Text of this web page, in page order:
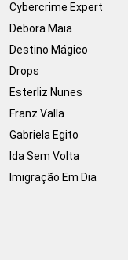
Cybercrime Expert
Debora Maia
Destino Mágico
Drops
Esterliz Nunes
Franz Valla
Gabriela Egito
Ida Sem Volta
Imigração Em Dia